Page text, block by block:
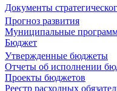
Документы
Прогноз развития
Муниципальные
Бюджет
Утвержденные бюджеты
Отчеты об исполнении
Проекты бюджетов
Реестр расходных